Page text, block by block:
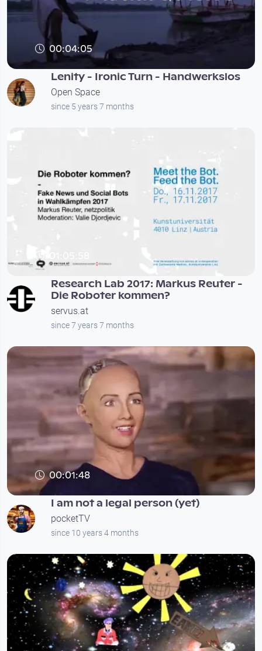
00:04:05
Lenity - Ironic Turn - Handwerkslos
Open Space
since 5 years 7 months
Research Lab 2017: Markus Reuter -
Die Roboter kommen?
servus.at
since 7 years 7 months
00:01:48
I am not a legal person (yet)
pocketTV
since 10 years 4 months